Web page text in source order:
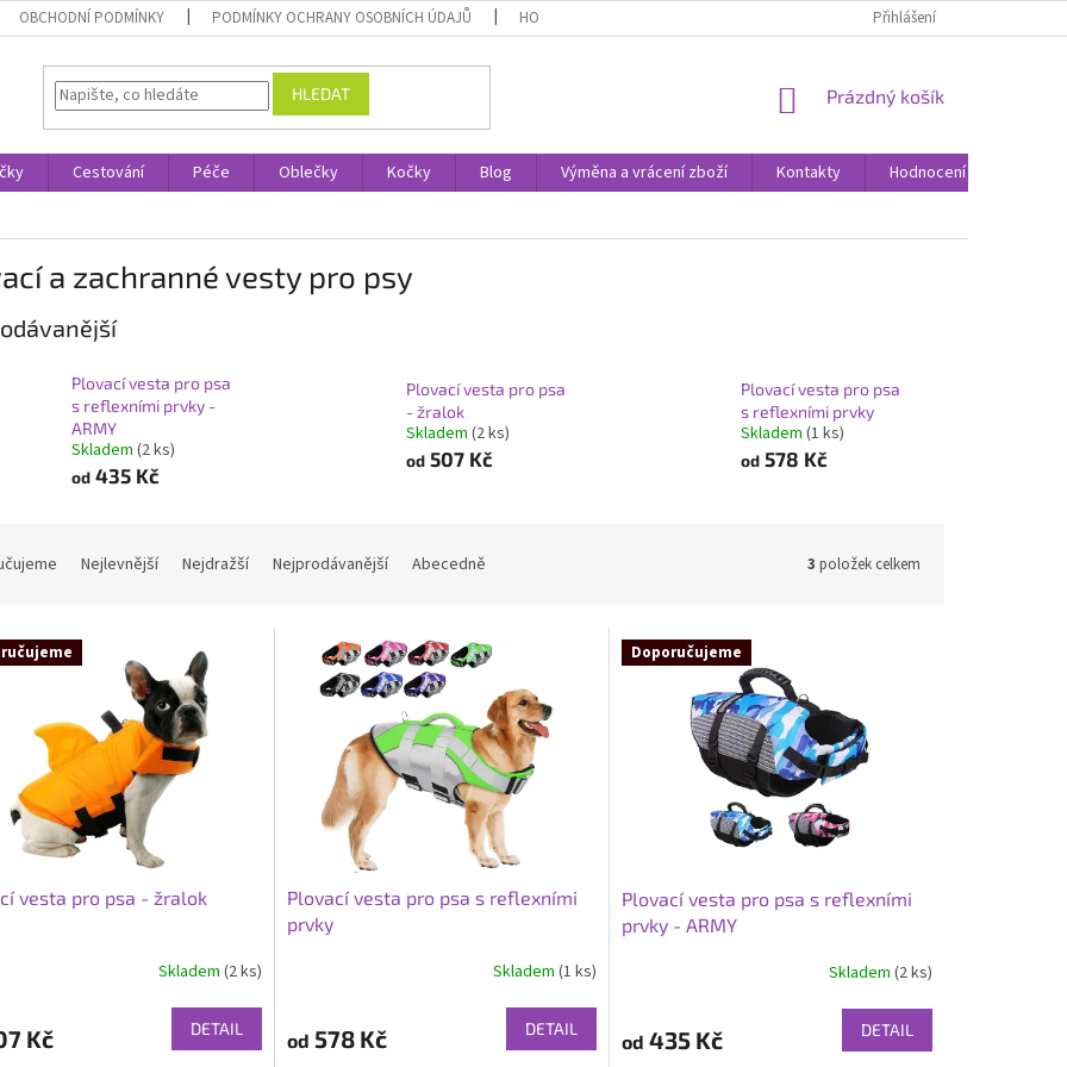
OBCHODNÍ PODMÍNKY PODMÍNKY OCHRANY OSOBNÍCH ÚDAJŮ HODNOCENÍ OBCHODU VÝMĚNA A VRÁCENÍ ZBOŽÍPřihlášení
HLEDAT
NÁKUPNÍ
Prázdný košík
Cestování Péče Oblečky Kočky Blog Výměna a vrácení zboží Kontakty
Hodnocení obchodu
a zachranné vesty pro psy
Plovací vesta pro psa
s reflexními prvky -
ARMY
Skladem (2 ks)
od 435 Kč
Plovací vesta pro psa
- žralok
Skladem (2 ks)
od507 Kč
Plovací vesta pro psa
s reflexními prvky
Skladem (1 ks)
od578 Kč
Nejlevnější Nejdražší Nejprodávanější Abecedně 3 položek celkem
vesta pro psa - žralok
Skladem (2 ks)
Kč DETAIL
Plovací vesta pro psa s reflexními
prvky
Skladem (1 ks)
od 578 Kč DETAIL
Doporučujeme
Plovací vesta pro psa s reflexními
prvky - ARMY
je
Skladem (2 ks)
od 435 Kč DETAIL